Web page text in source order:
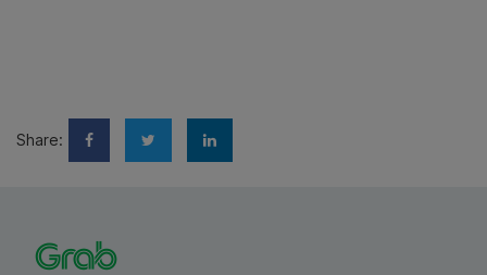
Share: